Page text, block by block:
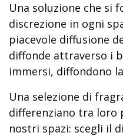
Una soluzione che si
discrezione in ogni
piacevole diffusione
diffonde attraverso i
immersi, diffondono
Una selezione di
differenziano tra loro
nostri spazi: scegli il